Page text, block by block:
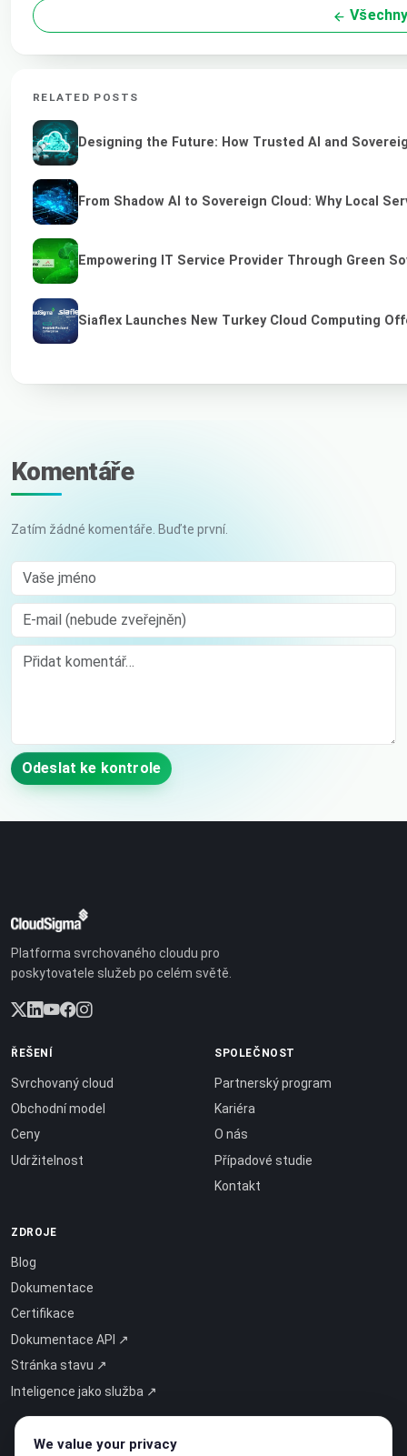
RELATED POSTS
Designing the Future: How Trusted AI and
From Shadow AI to Sovereign Cloud: Why Local
Empowering IT Service Provider Through Green
Siaflex Launches New Turkey Cloud Computing
Komentáře
Zatím žádné komentáře. Buďte první.
Vaše jméno
E-mail (nebude zveřejněn)
Comment
Odeslat ke kontrole
Platforma svrchovaného cloudu pro
poskytovatele služeb po celém světě.
ŘEŠENÍ
Svrchovaný cloud
Obchodní model
Ceny
Udržitelnost
SPOLEČNOST
Partnerský program
Kariéra
O nás
Případové studie
Kontakt
ZDROJE
Blog
Dokumentace
Certifikace
Dokumentace API ↗
Stránka stavu ↗
Inteligence jako služba ↗
We value your privacy